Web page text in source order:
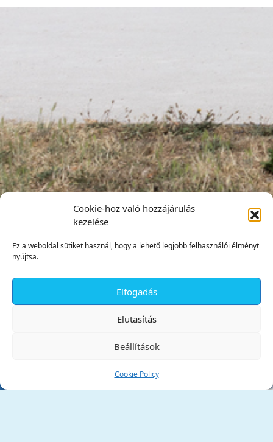
Cookie-hoz való hozzájárulás
kezelése
Ez a weboldal sütiket használ, hogy a lehető legjobb felhasználói élményt
nyújtsa.
Elfogadás
Elutasítás
Beállítások
Cookie Policy
Tata Város Önkormányzata
✕